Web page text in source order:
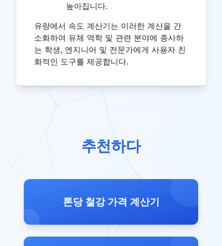
높아집니다.
유량에서 속도 계산기는 이러한 계산을 간
소화하여 유체 역학 및 관련 분야에 종사하
는 학생, 엔지니어 및 전문가에게 사용자 친
화적인 도구를 제공합니다.
추천하다
톤당 철강 가격 계산기